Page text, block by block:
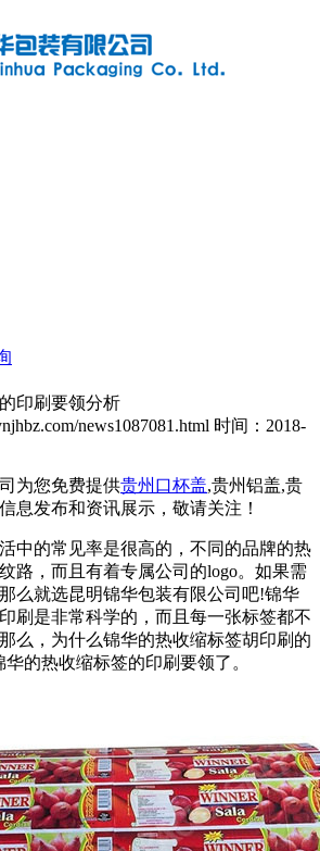
印刷要领分析
news1087081.html 时间：2018-
为您免费提供贵州口杯盖,贵州铝盖,贵
息发布和资讯展示，敬请关注！
中的常见率是很高的，不同的品牌的热
路，而且有着专属公司的logo。如果需
么就选昆明锦华包装有限公司吧!锦华
刷是非常科学的，而且每一张标签都不
么，为什么锦华的热收缩标签胡印刷的
的热收缩标签的印刷要领了。